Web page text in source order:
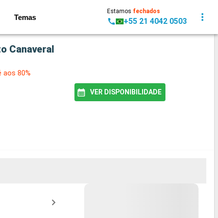
Temas
Estamos fechados
+55 21 4042 0503
Canaveral
80%
VER DISPONIBILIDADE